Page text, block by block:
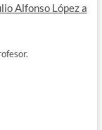
Alfonso López a